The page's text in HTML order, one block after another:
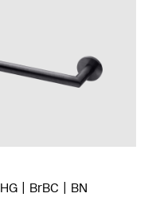
HG BrBC BN